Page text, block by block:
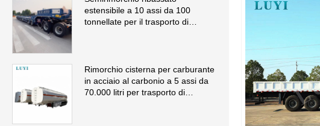
estensibile a 10 assi da 100
tonnellate per il trasporto di
Rimorchio cisterna per carburante
in acciaio al carbonio a 5 assi da
70.000 litri per trasporto di